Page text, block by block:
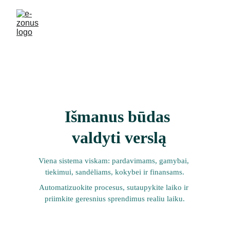
Išmanus būdas
valdyti verslą
Viena sistema viskam: pardavimams, gamybai,
tiekimui, sandėliams, kokybei ir finansams.
Automatizuokite procesus, sutaupykite laiko ir
priimkite geresnius sprendimus realiu laiku.